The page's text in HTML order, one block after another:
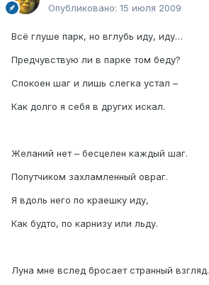
Опубликовано: 15 июля 2009
Всё глуше парк, но вглубь иду, иду…
Предчувствую ли в парке том беду?
Спокоен шаг и лишь слегка устал –
Как долго я себя в других искал.
Желаний нет – бесцелен каждый шаг.
Попутчиком захламленный овраг.
Я вдоль него по краешку иду,
Как будто, по карнизу или льду.
Луна мне вслед бросает странный взгляд.